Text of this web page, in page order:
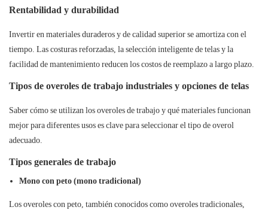
Rentabilidad y durabilidad
Invertir en materiales duraderos y de calidad superior se amortiza con el
tiempo. Las costuras reforzadas, la selección inteligente de telas y la
facilidad de mantenimiento reducen los costos de reemplazo a largo plazo.
Tipos de overoles de trabajo industriales y opciones de telas
Saber cómo se utilizan los overoles de trabajo y qué materiales funcionan
mejor para diferentes usos es clave para seleccionar el tipo de overol
adecuado.
Tipos generales de trabajo
Mono con peto (mono tradicional)
Los overoles con peto, también conocidos como overoles tradicionales,